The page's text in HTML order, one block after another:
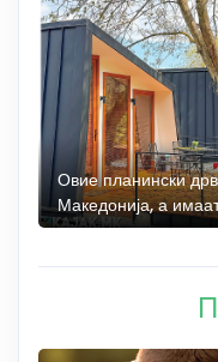
Овие планински
Македонија, а